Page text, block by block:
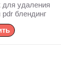
для удаления
блендинг